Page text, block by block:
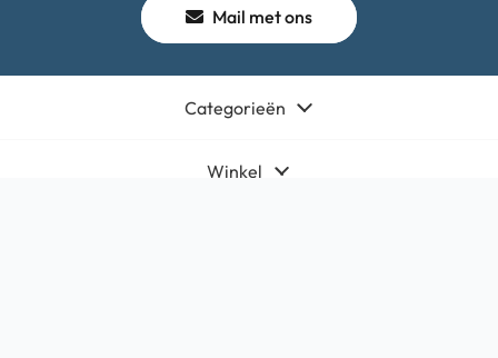
Mail met ons
Categorieën
Winkel